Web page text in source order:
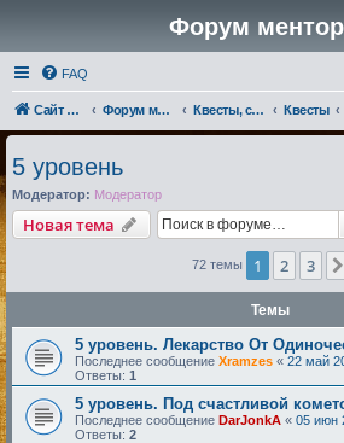
Форум
FAQ
Сайт менторов Форум менторов Квесты, события, репутации Квесты
5 уровень
Модератор: Модератор
Новая тема
72 темы 1 2 3
Темы
5 уровень. Лекарство От
Последнее сообщение Xramzes « 22 май
Ответы: 1
5 уровень. Под счастливой
Последнее сообщение DarJonkA « 05 июн
Ответы: 2